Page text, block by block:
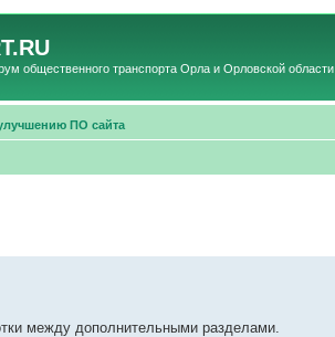
транспорта Орла и Орловской области
ПО сайта
между дополнительными разделами.